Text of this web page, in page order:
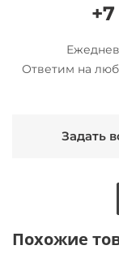
Ответим на
Задать
Похожие